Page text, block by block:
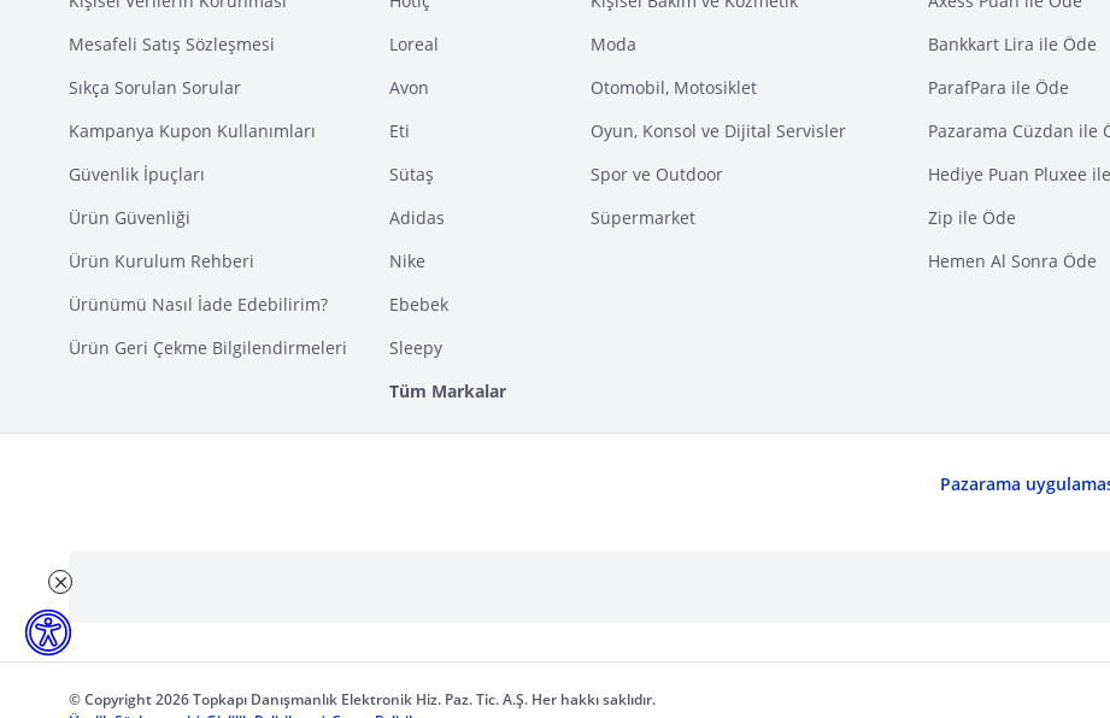
Mesafeli Satış Sözleşmesi
Sıkça Sorulan Sorular
Kampanya Kupon Kullanımları
Güvenlik İpuçları
Ürün Güvenliği
Ürün Kurulum Rehberi
Ürünümü Nasıl İade Edebilirim?
Ürün Geri Çekme Bilgilendirmeleri
Loreal
Avon
Eti
Sütaş
Adidas
Nike
Ebebek
Sleepy
Tüm Markalar
Moda
Otomobil, Motosiklet
Oyun, Konsol ve Dijital Servisler
Spor ve Outdoor
Süpermarket
Bankkart Lira ile Öde
ParafPara ile Öde
Pazarama Cüzdan ile
Hediye Puan Pluxee
Zip ile Öde
Hemen Al Sonra Öde
Pazarama
© Copyright 2026 Topkapı Danışmanlık Elektronik Hiz. Paz. Tic. A.Ş. Her hakkı saklıdır.